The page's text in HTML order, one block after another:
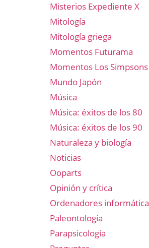
Misterios Expediente X
Mitología
Mitología griega
Momentos Futurama
Momentos Los Simpsons
Mundo Japón
Música
Música: éxitos de los 80
Música: éxitos de los 90
Naturaleza y biología
Noticias
Ooparts
Opinión y crítica
Ordenadores informática
Paleontología
Parapsicología